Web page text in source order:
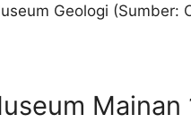
Geologi (Sumber:
Mainan